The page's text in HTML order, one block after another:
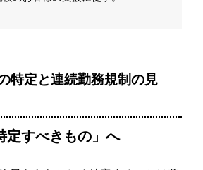
特定と連続勤務規制の見
定すべきもの」へ